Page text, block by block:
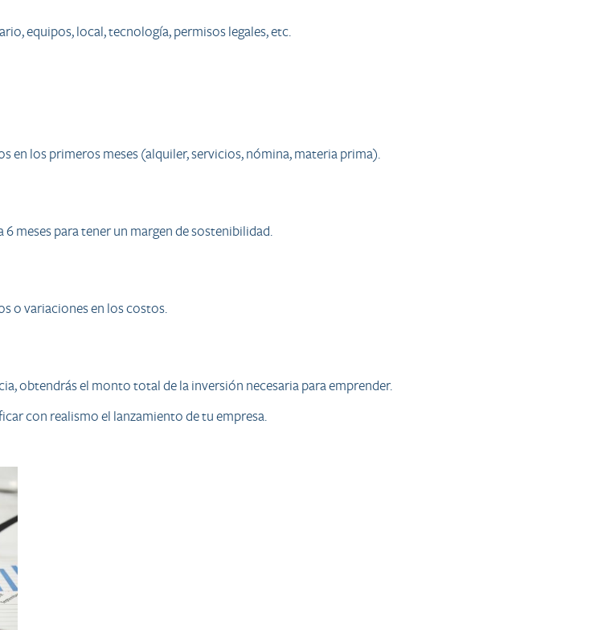
equipos, local, tecnología, permisos legales, etc.
en los primeros meses (alquiler, servicios, nómina, materia prima).
meses para tener un margen de sostenibilidad.
o variaciones en los costos.
obtendrás el monto total de la inversión necesaria para emprender.
con realismo el lanzamiento de tu empresa.